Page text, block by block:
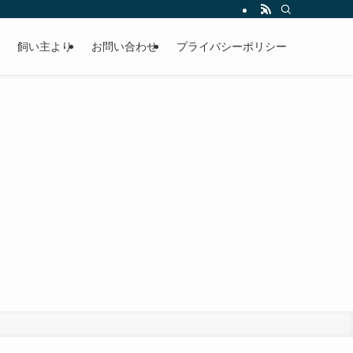
飼い主より お問い合わせ プライバシーポリシー